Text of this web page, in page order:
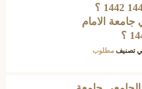
الامام عن بعد 1441 1442 ؟
جامعة الامام
تصنيف مطلوب